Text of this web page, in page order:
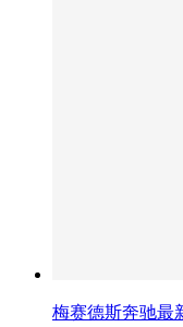
梅赛德斯奔驰最